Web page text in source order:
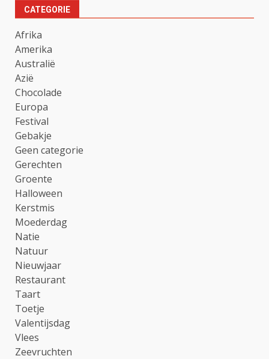
CATEGORIE
Afrika
Amerika
Australië
Azië
Chocolade
Europa
Festival
Gebakje
Geen categorie
Gerechten
Groente
Halloween
Kerstmis
Moederdag
Natie
Natuur
Nieuwjaar
Restaurant
Taart
Toetje
Valentijsdag
Vlees
Zeevruchten